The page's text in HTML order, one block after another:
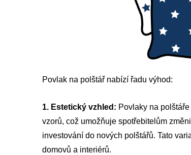
Povlak na polštář nabízí řadu výhod:
1. Estetický vzhled: Povlaky na
vzorů, což umožňuje spotřebitelům
investování do nových polštářů. Tato
domovů a interiérů.